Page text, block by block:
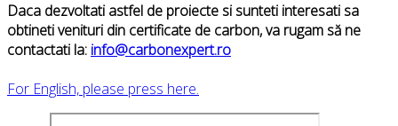
Daca dezvoltati astfel de proiecte si sunteti interesati sa
obtineti venituri din certificate de carbon, va rugam să ne
contactati la: info@carbonexpert.ro
For English, please press here.